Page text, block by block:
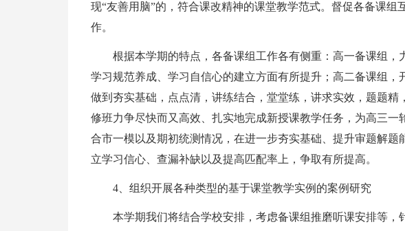
现“友善用脑”的，符合课改精神的课堂教学范式。督促各备课组
作。
根据本学期的特点，各备课组工作各有侧重：高一备课组，
学习规范养成、学习自信心的建立方面有所提升；高二备课组，
做到夯实基础，点点清，讲练结合，堂堂练，讲求实效，题题精
修班力争尽快而又高效、扎实地完成新授课教学任务，为高三一
合市一模以及期初统测情况，在进一步夯实基础、提升审题解题
立学习信心、查漏补缺以及提高匹配率上，争取有所提高。
4、组织开展各种类型的基于课堂教学实例的案例研究
本学期我们将结合学校安排，考虑备课组推磨听课安排等，